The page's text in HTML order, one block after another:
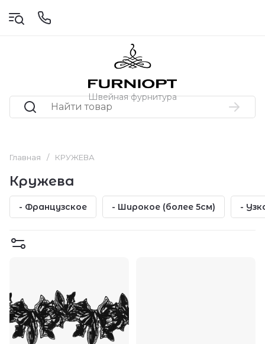
Швейная фурнитура
Главная / КРУЖЕВА
Кружева
- Французское - Широкое (более 5см) -